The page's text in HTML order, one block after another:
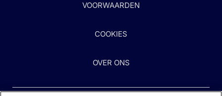
VOORWAARDEN
COOKIES
OVER ONS